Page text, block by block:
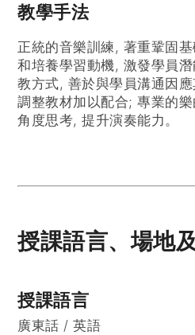
教學手法
正統的音樂訓練, 著重鞏固
和培養學習動機, 激發學員
教方式, 善於與學員溝通因
調整教材加以配合; 專業的
角度思考, 提升演奏能力。
授課語言、場地
授課語言
廣東話 / 英語